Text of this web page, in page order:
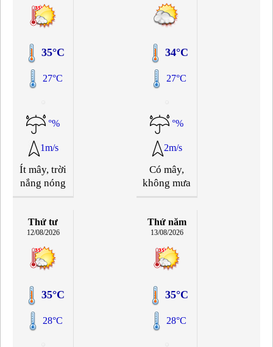
35°C
27°C
°%
1m/s
Ít mây, trời
nắng nóng
34°C
27°C
°%
2m/s
Có mây,
không mưa
Thứ tư
12/08/2026
35°C
28°C
Thứ năm
13/08/2026
35°C
28°C